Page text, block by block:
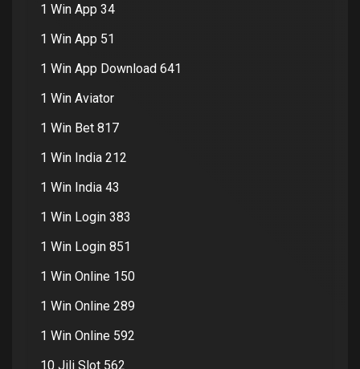
1 Win App 34
1 Win App 51
1 Win App Download 641
1 Win Aviator
1 Win Bet 817
1 Win India 212
1 Win India 43
1 Win Login 383
1 Win Login 851
1 Win Online 150
1 Win Online 289
1 Win Online 592
10 Jili Slot 562